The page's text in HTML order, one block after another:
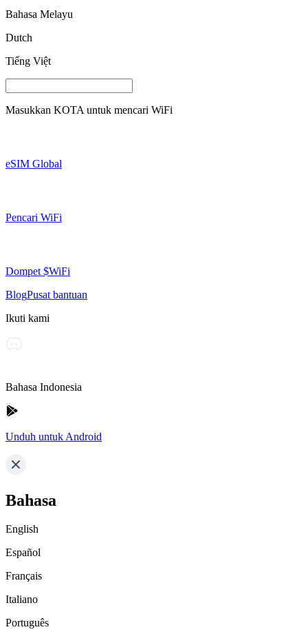
Bahasa Melayu
Dutch
Tiếng Việt
Masukkan KOTA untuk mencari WiFi
eSIM Global
Pencari WiFi
Dompet $WiFi
BlogPusat bantuan
Ikuti kami
Bahasa Indonesia
Unduh untuk Android
Bahasa
English
Español
Français
Italiano
Português